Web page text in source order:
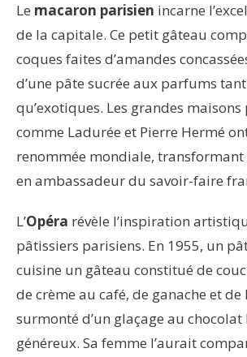
Le macaron parisien incarne
de la capitale. Ce petit gâteau
coques faites d’amandes
d’une pâte sucrée aux parfums
qu’exotiques. Les grandes
comme Ladurée et Pierre Hermé
renommée mondiale,
en ambassadeur du savoir-faire
L’Opéra révèle l’inspiration
pâtissiers parisiens. En 1955, un
cuisine un gâteau constitué de
de crème au café, de ganache et
surmonté d’un glaçage au chocolat
généreux. Sa femme l’aurait